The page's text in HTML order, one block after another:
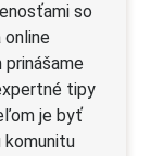
so
tipy
je byť
komunitu